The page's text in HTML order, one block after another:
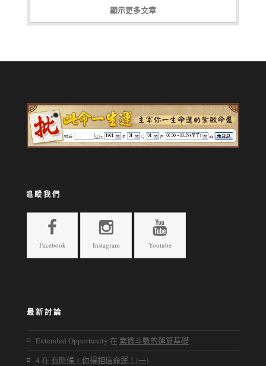
顯示更多文章
追蹤我們
Facebook Instagram Youtube
最新討論
Extended Opportunity 在 紫微斗數的運算基礎
4 在 有時候，你得相信命運！(一)